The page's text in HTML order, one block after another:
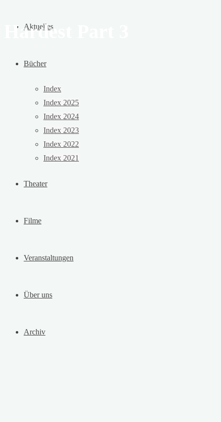
Aktuelles
Bücher
Index
Index 2025
Index 2024
Index 2023
Index 2022
Index 2021
Theater
Filme
Veranstaltungen
Über uns
Archiv
Hardest Part 3